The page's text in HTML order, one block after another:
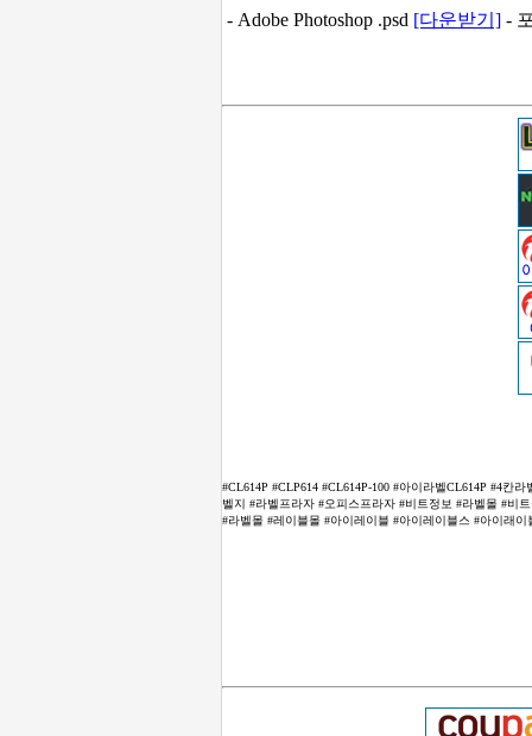
- Adobe Photoshop .psd [다운받기] -
#CL614P #CLP614 #CL614P-100 #아이라벨CL614P #4칸
벨지 #라벨프라자 #오피스프라자 #비트정보 #라벨몰 #비
#라벨몰 #레이블몰 #아이레이블 #아이레이블스 #아이래이